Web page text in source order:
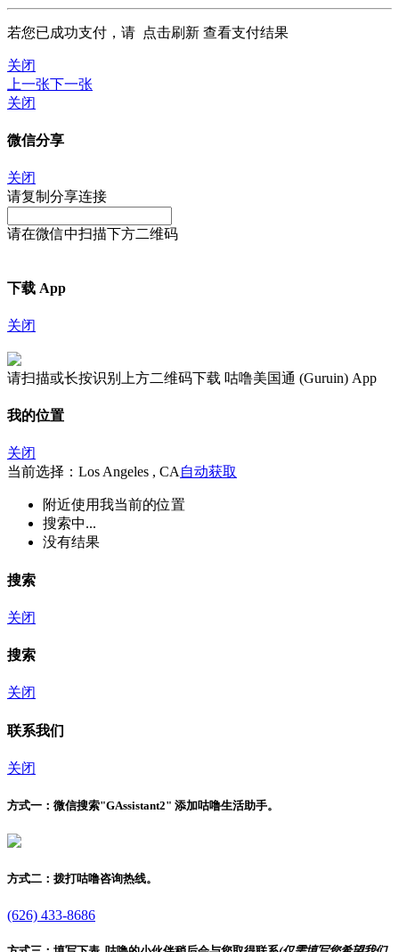
若您已成功支付，请 点击刷新 查看支付结果
关闭
上一张下一张
关闭
微信分享
关闭
请复制分享连接
请在微信中扫描下方二维码
下载 App
关闭
请扫描或长按识别上方二维码下载 咕噜美国通 (Guruin) App
我的位置
关闭
当前选择：Los Angeles , CA 自动获取
附近使用我当前的位置
搜索中...
没有结果
搜索
关闭
搜索
关闭
联系我们
关闭
方式一： 微信搜索"GAssistant2" 添加咕噜生活助手。
方式二： 拨打咕噜咨询热线。
(626) 433-8686